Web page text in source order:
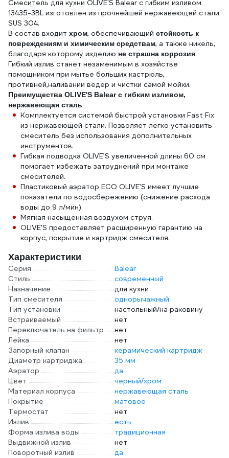
Смеситель для кухни OLIVE'S Balear с гибким изливом
13435-3BL изготовлен из прочнейшей нержавеющей стали
SUS 304.
В состав входит хром, обеспечивающий стойкость к
повреждениям и химическим средствам, а также никель,
благодаря которому изделию не страшна коррозия.
Гибкий излив станет незаменимым в хозяйстве
помощником при мытье больших кастрюль,
противней,наливании ведер и чистки самой мойки.
Преимущества OLIVE'S Balear с гибким изливом,
нержавеющая сталь
Комплектуется системой быстрой установки Fast Fix
из нержавеющей стали. Позволяет легко установить
смеситель без использования дополнительных
инструментов.
Гибкая подводка OLIVE’S увеличенной длины 60 см
помогает избежать затруднений при монтаже
смесителей.
Пластиковый аэратор ECO OLIVE’S имеет лучшие
показатели по водосбережению (снижение расхода
воды до 9 л/мин).
Мягкая насыщенная воздухом струя.
OLIVE’S предоставляет расширенную гарантию на
корпус, покрытие и картридж смесителя.
Характеристики
Серия
Balear
Стиль
современный
Назначение
для кухни
Тип смесителя
однорычажный
Тип установки
настольный/на раковину
Встраиваемый
нет
Переключатель на фильтр
нет
Лейка
нет
Запорный клапан
керамический картридж
Диаметр картриджа
35 мм
Аэратор
да
Цвет
черный/хром
Материал корпуса
нержавеющая сталь
Покрытие
матовое
Термостат
нет
Излив
есть
Форма излива воды
традиционная
Выдвижной излив
нет
Поворотный излив
да